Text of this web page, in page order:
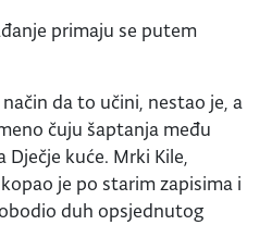
primaju se putem
da to učini, nestao je, a
čuju šaptanja među
kuće. Mrki Kile,
je po starim zapisima i
duh opsjednutog